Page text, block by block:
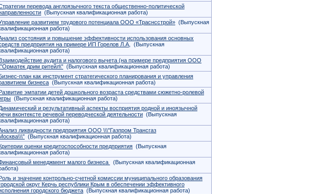
перевода англоязычного текста общественно-политической
(Выпускная квалификационная работа)
развитием трудового потенциала ООО «Траснсстрой» (Выпускная
работа)
состояния и повышение эффективности использования основных
предприятия на примере ИП Горелов Л.А,
(Выпускная
работа)
аудита и налогового вычета (на примере предприятия ООО
дрим ритейл\" (Выпускная квалификационная работа)
план как инструмент стратегического планирования и управления
бизнеса (Выпускная квалификационная работа)
эмпатии детей дошкольного возраста средствами сюжетно-ролевой
(Выпускная квалификационная работа)
и результативный аспекты восприятия родной и иноязычной
вконтексте речевой переводческой деятельности (Выпускная
работа)
ликвидности предприятия ООО \\\"Газпром Трансгаз
(Выпускная квалификационная работа)
оценки кредитоспособности предприятия (Выпускная
работа)
менеджмент малого бизнеса
(Выпускная квалификационная
и значение контрольно-счетной комиссии муниципального образования
округ Керчь республики Крым в обеспечении эффективного
городского бюджета (Выпускная квалификационная работа)